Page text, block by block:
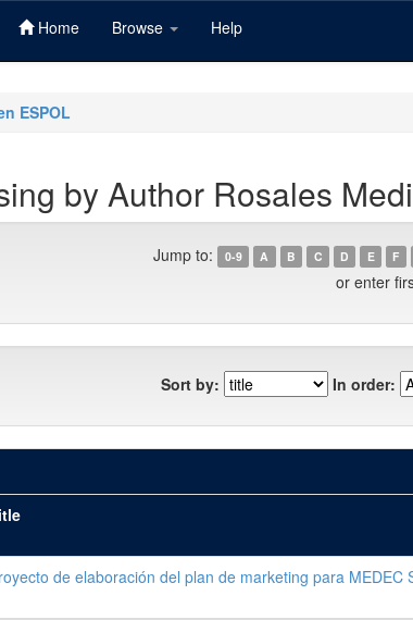
Home Browse Help
ESPOL
by Author Rosales
Jump to: 0-9 A B C D E F
or enter
Sort by: In order:
de elaboración del plan de marketing para MEDEC